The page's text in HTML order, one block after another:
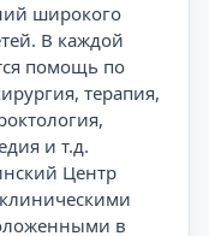
широкого
В каждой
помощь по
терапия,
и т.д.
Центр
в